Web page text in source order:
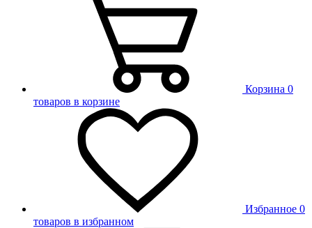
Корзина 0
товаров в корзине
Избранное 0
товаров в избранном